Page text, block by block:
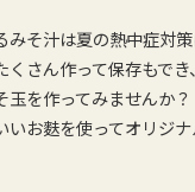
みそ汁は夏の熱中症対策
くさん作って保存もで
玉を作ってみませんか？
いお麩を使ってオリジ